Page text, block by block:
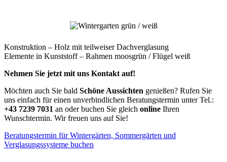
Konstruktion – Holz mit teilweiser Dachverglasung
Elemente in Kunststoff – Rahmen moosgrün / Flügel weiß
Nehmen Sie jetzt mit uns Kontakt auf!
Möchten auch Sie bald Schöne Aussichten genießen? Rufen Sie
uns einfach für einen unverbindlichen Beratungstermin unter Tel.:
+43 7239 7031 an oder buchen Sie gleich online Ihren
Wunschtermin. Wir freuen uns auf Sie!
Beratungstermin für Wintergärten, Sommergärten und
Verglasungssysteme buchen